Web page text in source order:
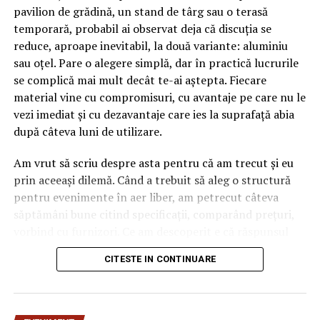
pavilion de grădină, un stand de târg sau o terasă
temporară, probabil ai observat deja că discuția se
reduce, aproape inevitabil, la două variante: aluminiu
sau oțel. Pare o alegere simplă, dar în practică lucrurile
se complică mai mult decât te-ai aștepta. Fiecare
material vine cu compromisuri, cu avantaje pe care nu le
vezi imediat și cu dezavantaje care ies la suprafață abia
după câteva luni de utilizare.
Am vrut să scriu despre asta pentru că am trecut și eu
prin aceeași dilemă. Când a trebuit să aleg o structură
pentru evenimente în aer liber, am petrecut câteva
săptămâni bune citind specificații, comparând prețuri,
„corect” depinde mult de context, de cât de des muți
pavilionul și de ce condiții meteo ai de înfruntat.
CITESTE IN CONTINUARE